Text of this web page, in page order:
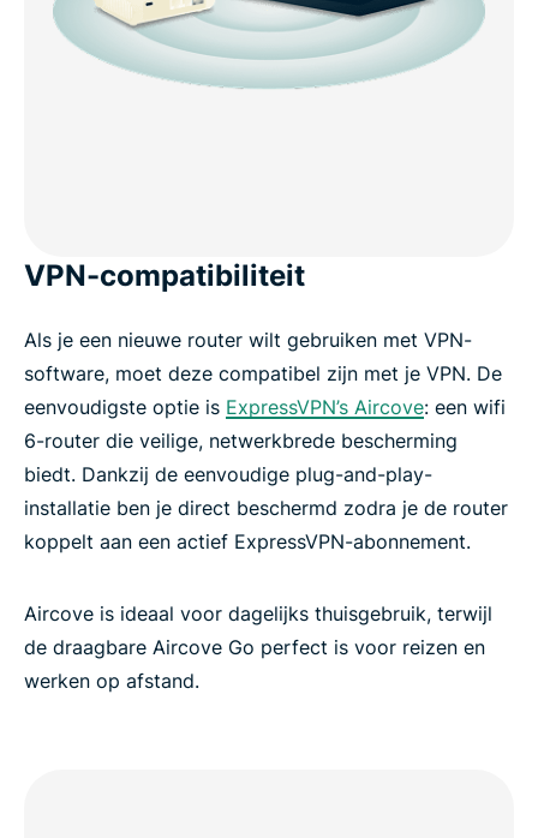
VPN-compatibiliteit
Als je een nieuwe router wilt gebruiken met VPN-
software, moet deze compatibel zijn met je VPN. De
eenvoudigste optie is ExpressVPN’s Aircove: een wifi
6-router die veilige, netwerkbrede bescherming
biedt. Dankzij de eenvoudige plug-and-play-
installatie ben je direct beschermd zodra je de router
koppelt aan een actief ExpressVPN-abonnement.
Aircove is ideaal voor dagelijks thuisgebruik, terwijl
de draagbare Aircove Go perfect is voor reizen en
werken op afstand.